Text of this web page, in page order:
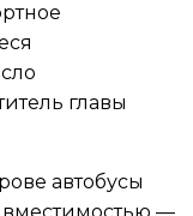
главы
автобусы